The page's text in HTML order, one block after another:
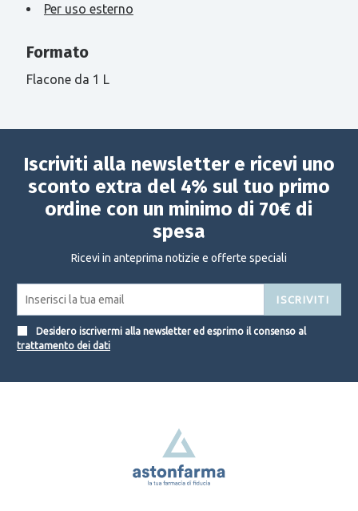
Per uso esterno
Formato
Flacone da 1 L
Iscriviti alla newsletter e ricevi uno
sconto extra del 4% sul tuo primo
ordine con un minimo di 70€ di
spesa
Ricevi in anteprima notizie e offerte speciali
ISCRIVITI
Desidero iscrivermi alla newsletter ed esprimo il consenso al
trattamento dei dati